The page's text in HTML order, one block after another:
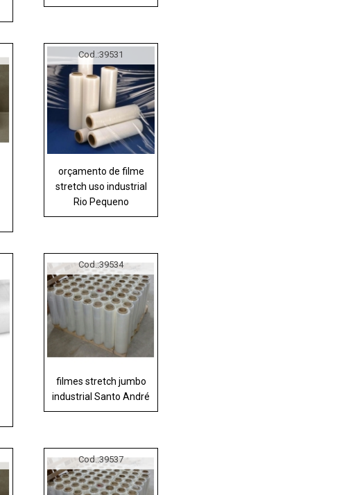
Cod.:39531
orçamento de filme
stretch uso industrial
Rio Pequeno
Cod.:39534
filmes stretch jumbo
industrial Santo André
Cod.:39537